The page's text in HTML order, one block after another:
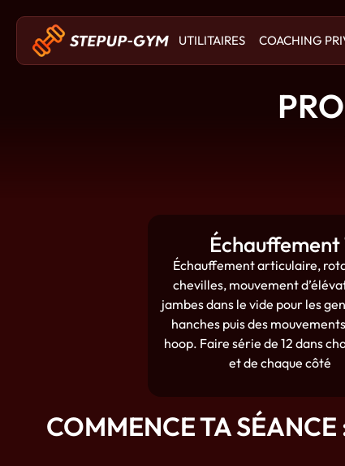
UTILITAIRES COACHING
Échauffement
Échauffement articulaire,
chevilles, mouvement
jambes dans le vide pour les
hanches puis des
hoop. Faire série de 12 dans
et de chaque côté
COMMENCE TA SÉANCE